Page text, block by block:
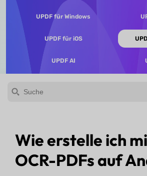
UPDF für Windows
UPDF für iOS
UPDF AI
Wie erstelle ich
OCR-PDFs auf